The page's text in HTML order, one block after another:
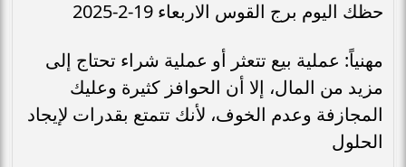
حظك اليوم برج القوس الاربعاء 19-2-2025
مهنياً: عملية بيع تتعثر أو عملية شراء تحتاج إلى
مزيد من المال، إلا أن الحوافز كثيرة وعليك
المجازفة وعدم الخوف، لأنك تتمتع بقدرات لإيجاد
الحلول